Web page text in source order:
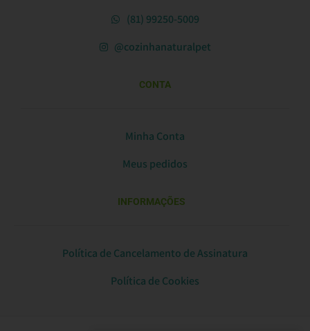
(81) 99250-5009
@cozinhanaturalpet
CONTA
Minha Conta
Meus pedidos
INFORMAÇÕES
Política de Cancelamento de Assinatura
Política de Cookies